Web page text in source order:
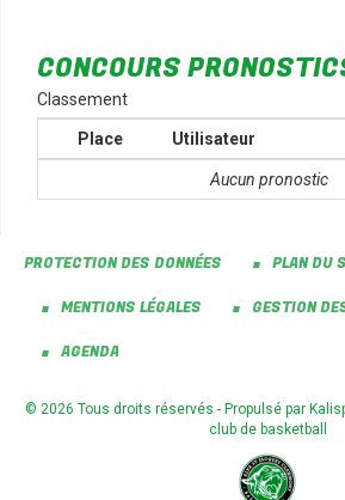
CONCOURS
Classement
Place Utilisateur
Aucun pronostic
PROTECTION DES DONNÉES PLAN DU
MENTIONS LÉGALES GESTION
AGENDA
© 2026 Tous droits réservés - Propulsé par
club de basketball